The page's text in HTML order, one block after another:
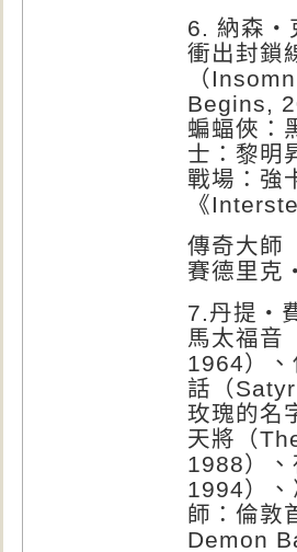
6. 納森・
衝出封鎖
（
Begins,
蝙蝠俠：
士：黎明
戰場：強
《
傳奇大師
賽德里克
7.丹提・
馬太福
1964）
話（
玫瑰的名
天將（
1988）
1994）
師：倫敦
Demon